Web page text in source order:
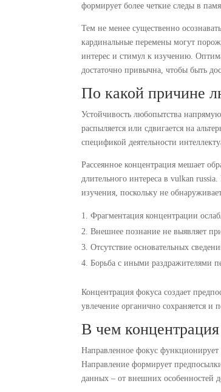
формирует более четкие следы в
Тем не менее существенно
кардинальные перемены могут
интерес и стимул к изучению.
достаточно привычна, чтобы быть
По какой причине
Устойчивость любопытства
распыляется или сдвигается на
спецификой деятельности
Рассеянное концентрация мешает
длительного интереса в vulkan
изучения, поскольку не
Фрагментация концентрации
Внешнее познание не выявляет
Отсутствие основательных
Борьба с иными раздражителями
Концентрация фокуса создает
увлечение органично сохраняется
В чем концентрация
Направленное фокус функционирует
Направление формирует
данных – от внешних особенностей